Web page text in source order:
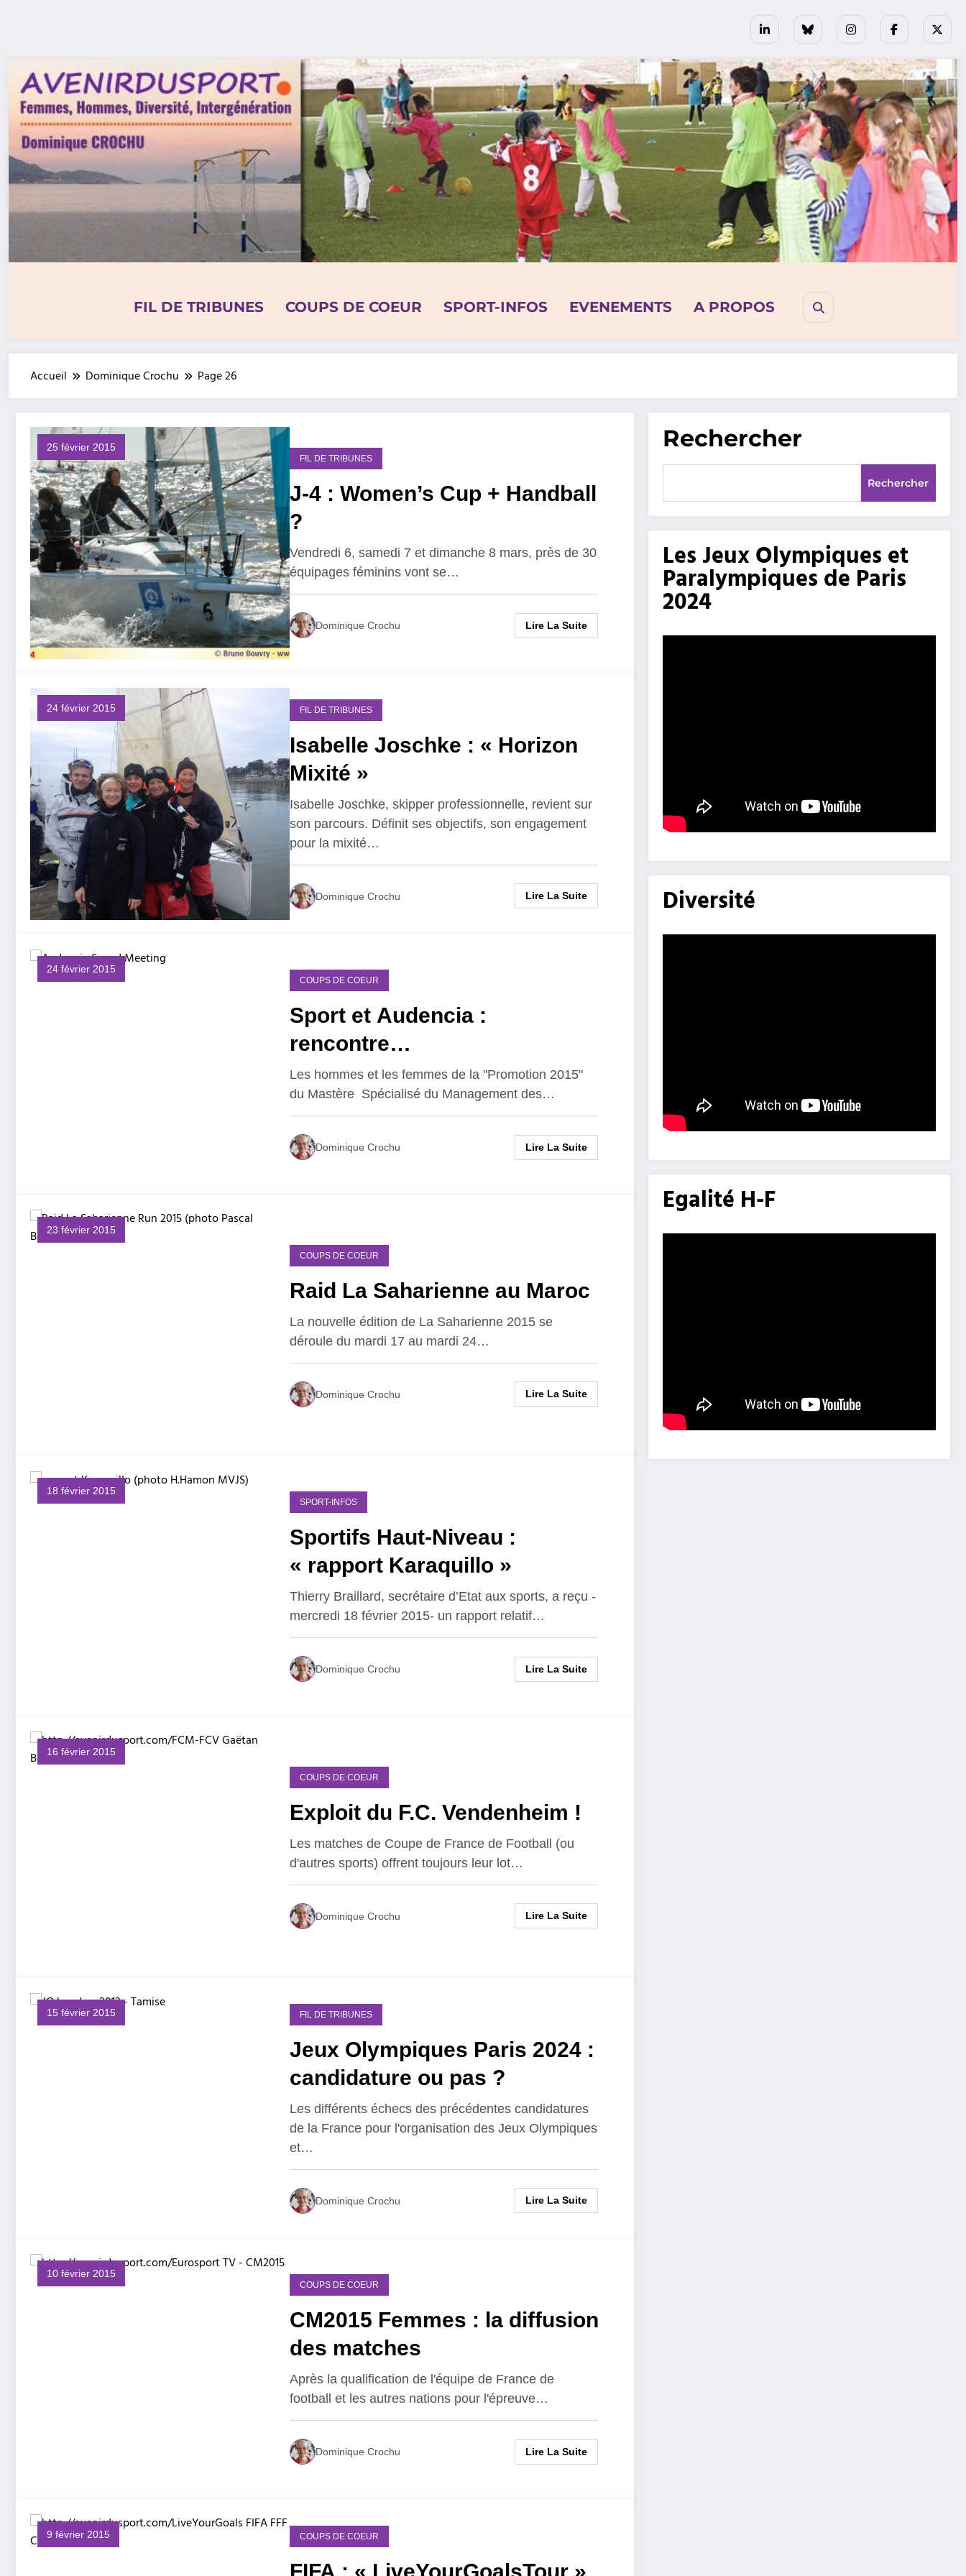
FIL DE TRIBUNES COUPS DE COEUR SPORT-INFOS EVENEMENTS A PROPOS
Accueil Dominique Crochu Page 26
25 février 2015
FIL DE TRIBUNES
J-4 : Women’s Cup + Handball
?
Vendredi 6, samedi 7 et dimanche 8 mars, près de 30
équipages féminins vont se…
Dominique Crochu Lire La Suite
24 février 2015 FIL DE TRIBUNES
Isabelle Joschke : « Horizon
Mixité »
Isabelle Joschke, skipper professionnelle, revient sur
son parcours. Définit ses objectifs, son engagement
pour la mixité…
Dominique Crochu Lire La Suite
24 février 2015
COUPS DE COEUR
Sport et Audencia :
rencontre…
Les hommes et les femmes de la "Promotion 2015"
du Mastère Spécialisé du Management des…
Dominique Crochu Lire La Suite
23 février 2015
COUPS DE COEUR
Raid La Saharienne au Maroc
La nouvelle édition de La Saharienne 2015 se
déroule du mardi 17 au mardi 24…
Dominique Crochu Lire La Suite
18 février 2015
SPORT-INFOS
Sportifs Haut-Niveau :
« rapport Karaquillo »
Thierry Braillard, secrétaire d’Etat aux sports, a reçu -
mercredi 18 février 2015- un rapport relatif…
Dominique Crochu Lire La Suite
16 février 2015
COUPS DE COEUR
Exploit du F.C. Vendenheim !
Les matches de Coupe de France de Football (ou
d'autres sports) offrent toujours leur lot…
Dominique Crochu Lire La Suite
15 février 2015 FIL DE TRIBUNES
Jeux Olympiques Paris 2024 :
candidature ou pas ?
Les différents échecs des précédentes candidatures
de la France pour l'organisation des Jeux Olympiques
et…
Dominique Crochu Lire La Suite
10 février 2015
COUPS DE COEUR
CM2015 Femmes : la diffusion
des matches
Après la qualification de l'équipe de France de
football et les autres nations pour l'épreuve…
Dominique Crochu Lire La Suite
9 février 2015 COUPS DE COEUR
FIFA : « LiveYourGoalsTour »
Rechercher
Rechercher
Les Jeux Olympiques et
Paralympiques de Paris
2024
Diversité
Egalité H-F